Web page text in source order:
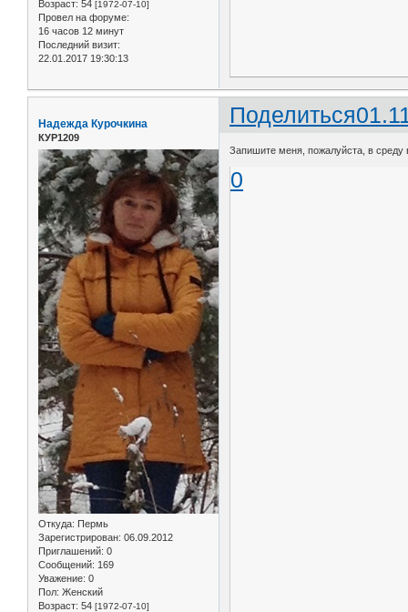
Возраст: 54 [1972-07-10]
Провел на форуме:
16 часов 12 минут
Последний визит:
22.01.2017 19:30:13
Поделиться
Надежда Курочкина
КУР1209
Откуда: Пермь
Зарегистрирован: 06.09.2012
Приглашений: 0
Сообщений: 169
Уважение: 0
Пол: Женский
Возраст: 54 [1972-07-10]
Запишите меня, пожалуйста, в среду
0